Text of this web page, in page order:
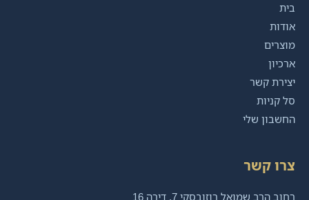
בית
אודות
מוצרים
ארכיון
יצירת קשר
סל קניות
החשבון שלי
צרו קשר
רחוב הרב שמואל רוזובסקי 7, דירה 16